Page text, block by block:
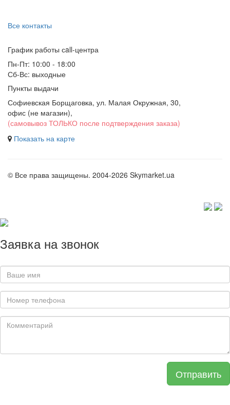
Все контакты
График работы сall-центра
Пн-Пт: 10:00 - 18:00
Сб-Вс: выходные
Пункты выдачи
Софиевская Борщаговка, ул. Малая Окружная, 30,
офис (не магазин),
(самовывоз ТОЛЬКО после подтверждения заказа)
Показать на карте
© Все права защищены. 2004-2026 Skymarket.ua
Заявка на звонок
Отправить